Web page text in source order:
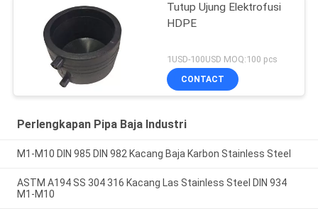
Tutup Ujung Elektrofusi
HDPE
1USD-100USD MOQ:100 pcs
CONTACT
Perlengkapan Pipa Baja Industri
M1-M10 DIN 985 DIN 982 Kacang Baja Karbon Stainless Steel
ASTM A194 SS 304 316 Kacang Las Stainless Steel DIN 934
M1-M10